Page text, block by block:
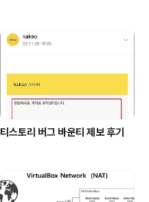
티스토리 버그 바운티 제보 후기